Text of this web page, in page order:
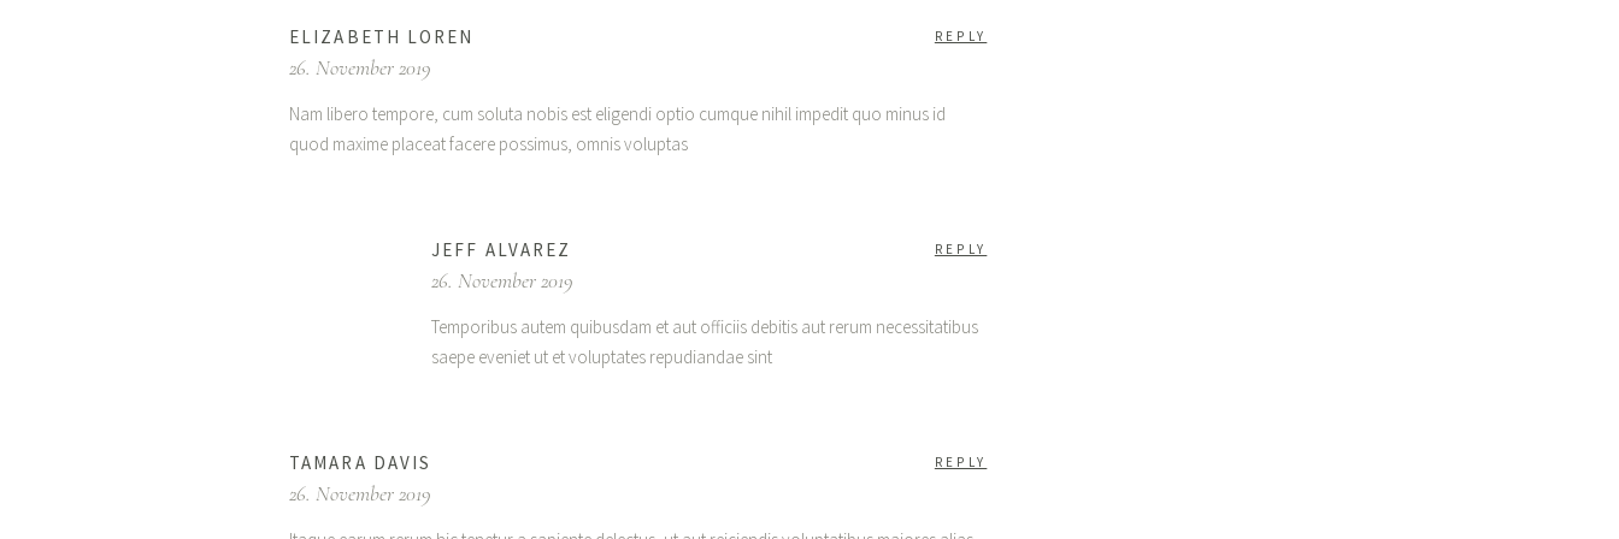
ELIZABETH LOREN REPLY
26. November 2019
Nam libero tempore, cum soluta nobis est eligendi optio cumque nihil impedit quo minus id
quod maxime placeat facere possimus, omnis voluptas
JEFF ALVAREZ REPLY
26. November 2019
Temporibus autem quibusdam et aut officiis debitis aut rerum necessitatibus
saepe eveniet ut et voluptates repudiandae sint
TAMARA DAVIS REPLY
26. November 2019